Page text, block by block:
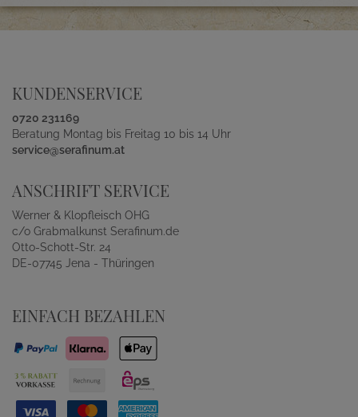
KUNDENSERVICE
0720 231169
Beratung Montag bis Freitag 10 bis 14 Uhr
service@serafinum.at
ANSCHRIFT SERVICE
Werner & Klopfleisch OHG
c/o Grabmalkunst Serafinum.de
Otto-Schott-Str. 24
DE-07745 Jena - Thüringen
EINFACH BEZAHLEN